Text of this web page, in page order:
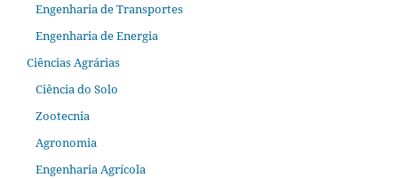
Engenharia de Transportes
Engenharia de Energia
Ciências Agrárias
Ciência do Solo
Zootecnia
Agronomia
Engenharia Agrícola